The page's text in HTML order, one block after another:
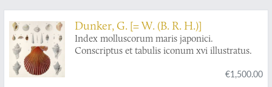
Dunker, G. [= W. (B. R. H.)]
Index molluscorum maris japonici.
Conscriptus et tabulis iconum xvi illustratus.
€1,500.00